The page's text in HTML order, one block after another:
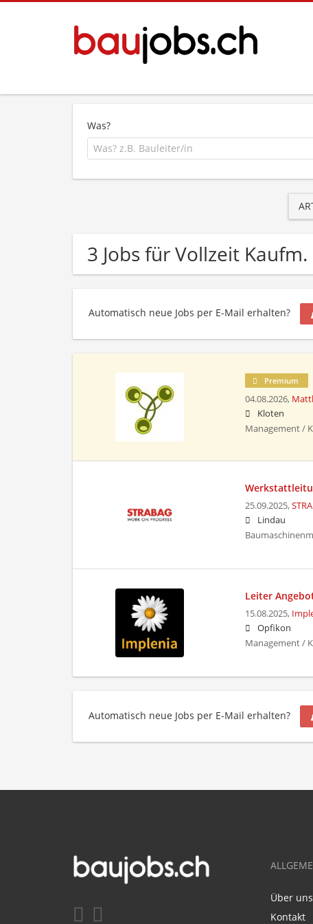
Was?
3 Jobs für Vollzeit
Automatisch neue Jobs per E-Mail erhalten?
Premium
04.08.2026,
Kloten
Management /
25.09.2025,
Lindau
Leiter
15.08.2025,
Opfikon
Management /
Automatisch neue Jobs per E-Mail erhalten?
Über uns
Kontakt